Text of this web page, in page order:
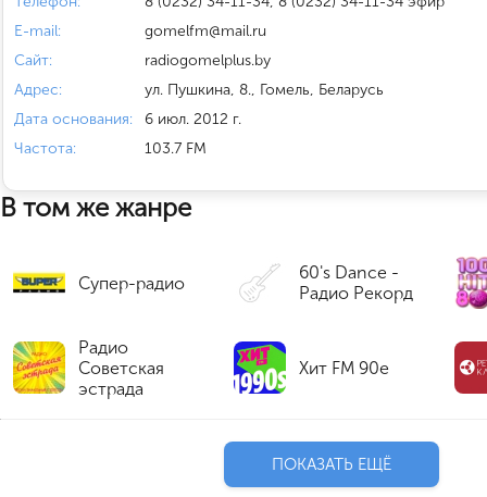
E-mail:
gomelfm@mail.ru
Сайт:
radiogomelplus.by
Адрес:
ул. Пушкина, 8., Гомель, Беларусь
Дата основания:
6 июл. 2012 г.
Частота:
103.7 FM
В том же жанре
Супер-радио
60's Dance -
Радио Рекорд
Радио
Советская
эстрада
Хит FM 90е
ПОКАЗАТЬ ЕЩЁ